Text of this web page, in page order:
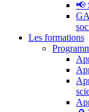
📢
Les formations